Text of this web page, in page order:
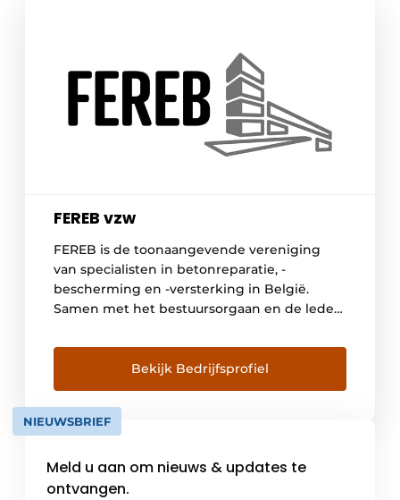
FEREB vzw
FEREB is de toonaangevende vereniging
van specialisten in betonreparatie, -
bescherming en -versterking in België.
Samen met het bestuursorgaan en de leden
infrastructuur en gebouwen. Duurzaam
betonherstel draagt bij tot een beter milieu
en het behalen van de
klimaatdoelstellingen.
Bekijk Bedrijfsprofiel
NIEUWSBRIEF
Meld u aan om nieuws & updates te
ontvangen.